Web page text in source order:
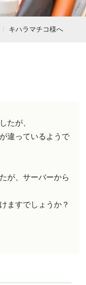
キハラマチコ様へ
たが、
違っているようで
が、サーバーから
ますでしょうか？